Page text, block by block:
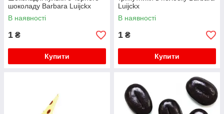
шоколаду Barbara Luijckx
В наявності
1 ₴
Купити
Luijckx
В наявності
1 ₴
Купити